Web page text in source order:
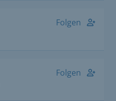
Folgen
Folgen